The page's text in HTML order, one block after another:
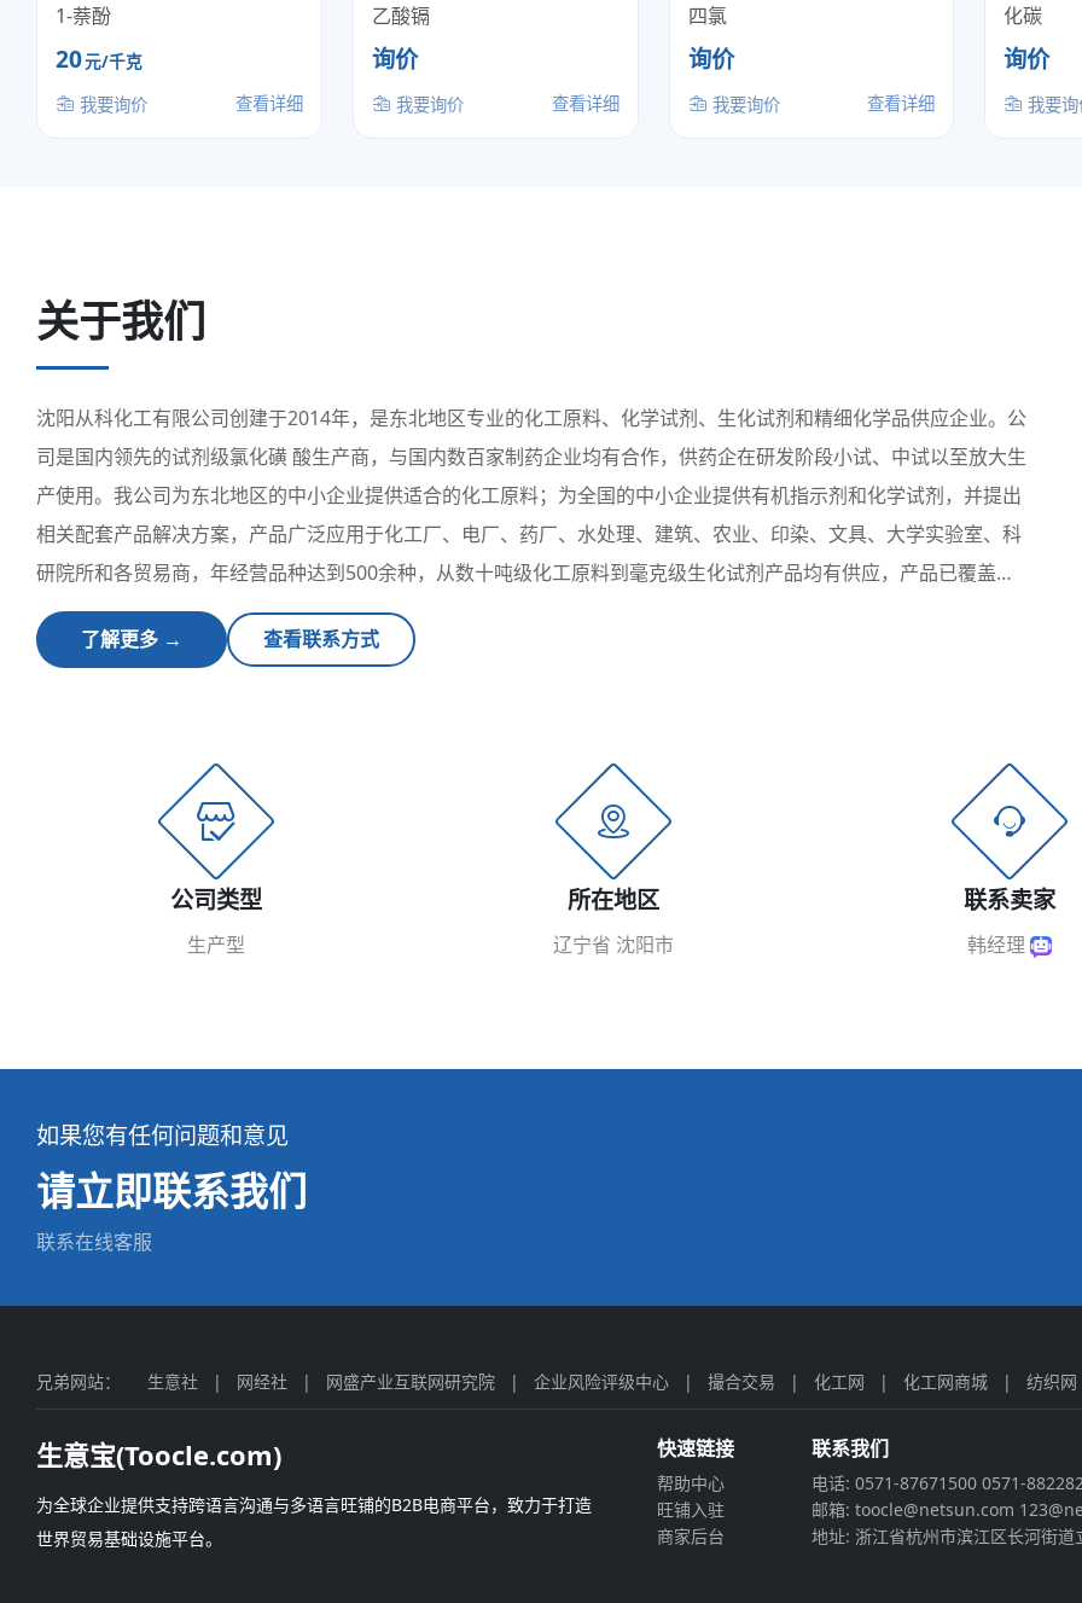
1-萘酚
20元/千克
我要询价
查看详细
乙酸镉
询价
我要询价 查看详细
四氯
询价
我要询价 查看详细
化碳
询价
我要
关于我们
沈阳从科化工有限公司创建于2014年，是东北地区专业的化工原料、化学试剂、生化试剂和精细化学品供应企业。公
司是国内领先的试剂级氯化磺 酸生产商，与国内数百家制药企业均有合作，供药企在研发阶段小试、中试以至放大生
产使用。我公司为东北地区的中小企业提供适合的化工原料；为全国的中小企业提供有机指示剂和化学试剂，并提出
相关配套产品解决方案，产品广泛应用于化工厂、电厂、药厂、水处理、建筑、农业、印染、文具、大学实验室、科
研院所和各贸易商，年经营品种达到500余种，从数十吨级化工原料到毫克级生化试剂产品均有供应，产品已覆盖国
内所有省市区和港台，并有部分品种出口欧美。从科化工通过沈阳和丹东的...
了解更多 →
查看联系方式
公司类型
生产型
所在地区
辽宁省 沈阳市
联系卖家
韩经理
如果您有任何问题和意见
请立即联系我们
联系在线客服
兄弟网站： 生意社 | 网经社 | 网盛产业互联网研究院 | 企业风险评级中心 | 撮合交易 | 化工网 | 化工网商城 | 纺织网
生意宝(Toocle.com)
为全球企业提供支持跨语言沟通与多语言旺铺的B2B电商平台，致力于打造
世界贸易基础设施平台。
快速链接
帮助中心
旺铺入驻
商家后台
联系我们
电话: 0571-87671500 0571-
邮箱: toocle@netsun.com
地址: 浙江省杭州市滨江区长河街